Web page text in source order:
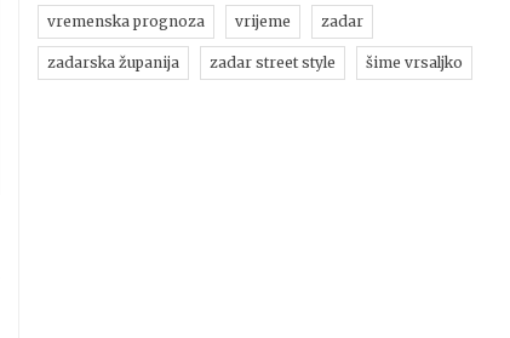
vremenska prognoza vrijeme zadar
zadarska županija zadar street style šime vrsaljko